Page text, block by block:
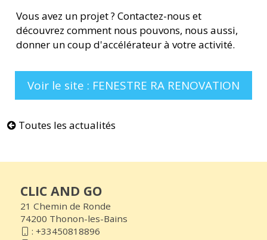
Vous avez un projet ? Contactez-nous et
découvrez comment nous pouvons, nous aussi,
donner un coup d'accélérateur à votre activité.
Voir le site : FENESTRE RA RENOVATION
Toutes les actualités
CLIC AND GO
21 Chemin de Ronde
74200 Thonon-les-Bains
: +33450818896